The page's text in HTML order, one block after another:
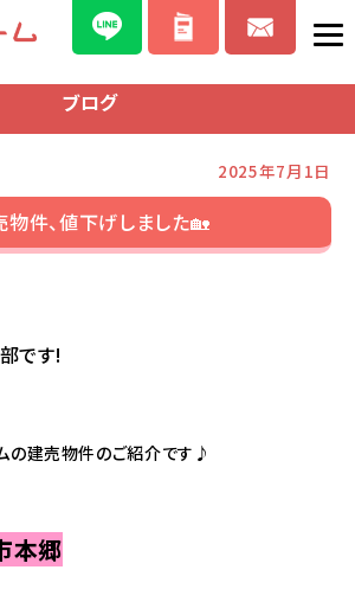
ブログ
2025年7月1日
物件、値下げしました🏡
です!
の建売物件のご紹介です♪
本郷